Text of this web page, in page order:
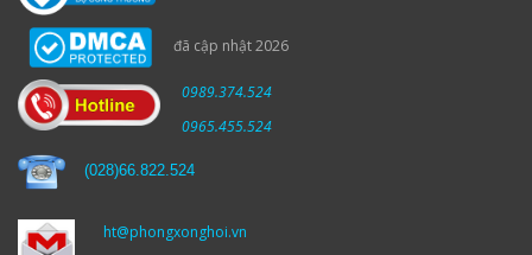
đã cập nhật 2026
0989.374.524
0965.455.524
(028)66.822.524
ht@phongxonghoi.vn